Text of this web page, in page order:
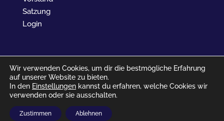
Satzung
Login
Landau in der Pfalz
Wir verwenden Cookies, um dir die bestmögliche Erfahrung
auf unserer Website zu bieten.
In den Einstellungen kannst du erfahren, welche Cookies wir
verwenden oder sie ausschalten.
Zustimmen Ablehnen